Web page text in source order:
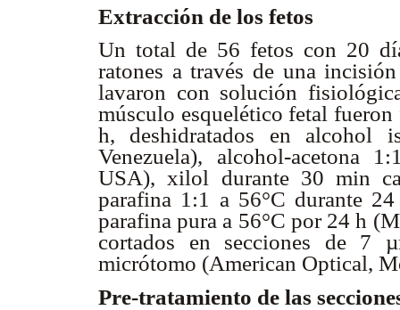
Extracción de los fetos
Un total de 56 fetos con 20
ratones a través de una
lavaron con solución
músculo esquelético fetal
h, deshidratados en alcohol
Venezuela), alcohol-acetona
USA), xilol durante 30 min
parafina 1:1 a 56°C durante
parafina pura a 56°C por 24 h
cortados en secciones de 7
micrótomo (American Optical,
Pre-tratamiento de las